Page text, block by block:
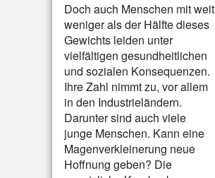
Doch auch Menschen mit weit
weniger als der Hälfte dieses
Gewichts leiden unter
vielfältigen gesundheitlichen
und sozialen Konsequenzen.
Ihre Zahl nimmt zu, vor allem
in den Industrieländern.
Darunter sind auch viele
junge Menschen. Kann eine
Magenverkleinerung neue
Hoffnung geben? Die